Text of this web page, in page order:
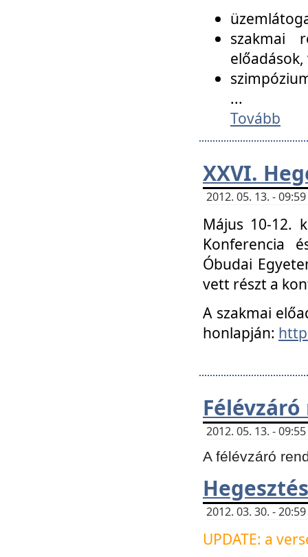
szakmai
...
Tovább
XXVI.
2012. 05. 13. -
Május 10-12.
Konferencia
Óbudai
vett részt a
A szakmai
honlapján:
2012. 05. 13. -
A félévzáró
2012. 03. 30. -
UPDATE: a